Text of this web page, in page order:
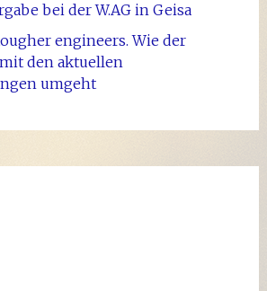
bei der W.AG in Geisa
engineers. Wie der
den aktuellen
umgeht